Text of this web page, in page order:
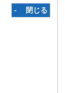
‐ 閉じる